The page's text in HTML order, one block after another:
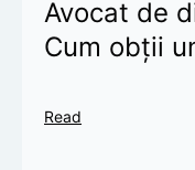
Avocat de
Cum obții
Read